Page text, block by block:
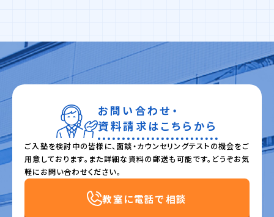
お問い合わせ・
資料請求はこちらから
ご入塾を検討中の皆様に、面談・カウンセリングテストの機会をご
用意しております。また詳細な資料の郵送も可能です。どうぞお気
軽にお問い合わせください。
教室に電話で相談